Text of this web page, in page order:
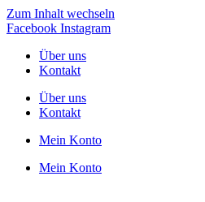
Zum Inhalt wechseln
Facebook Instagram
Über uns
Kontakt
Über uns
Kontakt
Mein Konto
Mein Konto